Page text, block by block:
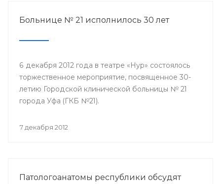
Больнице № 21 исполнилось 30 лет
6 декабря 2012 года в театре «Нур» состоялось
торжественное мероприятие, посвященное 30-
летию Городской клинической больницы № 21
города Уфа (ГКБ №21).
7 декабря 2012
Патологоанатомы республики обсудят